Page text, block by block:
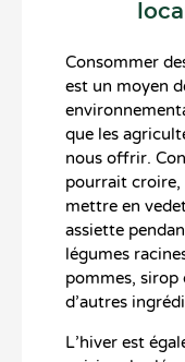
Consommer
est un moyen
que les
nous offrir.
pourrait croire,
mettre en
assiette
légumes
pommes, sirop
d’autres
L’hiver est